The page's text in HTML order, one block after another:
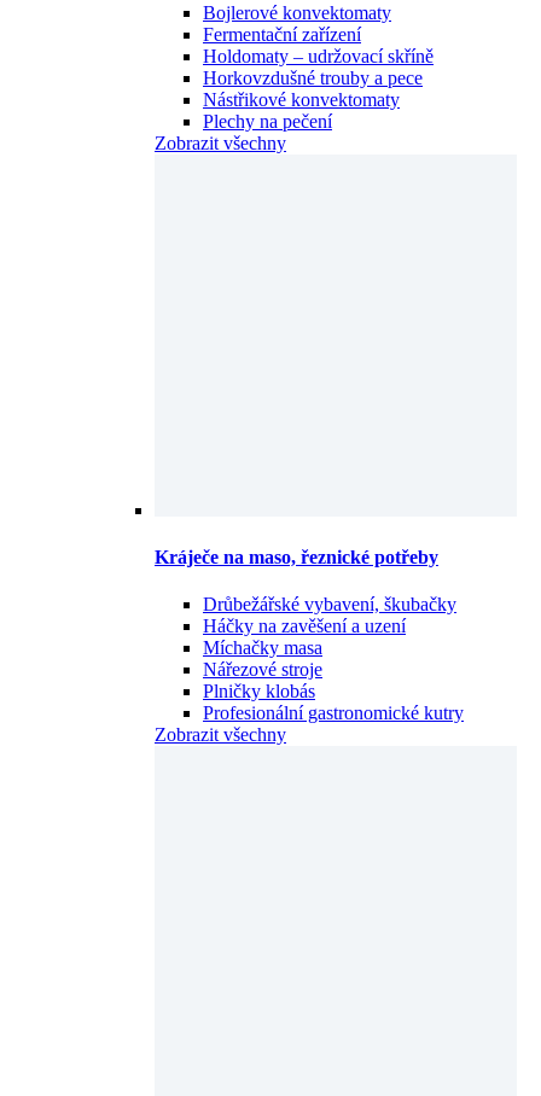
Bojlerové konvektomaty
Fermentační zařízení
Holdomaty – udržovací skříně
Horkovzdušné trouby a pece
Nástřikové konvektomaty
Plechy na pečení
Zobrazit všechny
Kráječe na maso, řeznické potřeby
Drůbežářské vybavení, škubačky
Háčky na zavěšení a uzení
Míchačky masa
Nářezové stroje
Plničky klobás
Profesionální gastronomické kutry
Zobrazit všechny